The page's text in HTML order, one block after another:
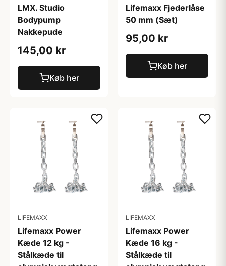
LMX. Studio
Bodypump
Nakkepude
145,00 kr
Køb her
Lifemaxx Fjederlåse
50 mm (Sæt)
95,00 kr
Køb her
LIFEMAXX
Lifemaxx Power
Kæde 12 kg -
Stålkæde til
LIFEMAXX
Lifemaxx Power
Kæde 16 kg -
Stålkæde til